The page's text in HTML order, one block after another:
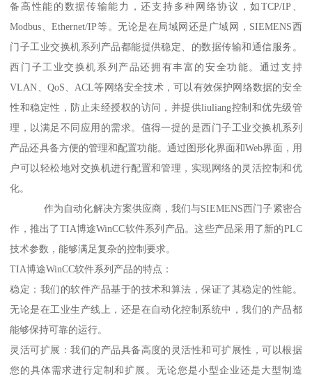
备高性能的数据传输能力，还支持多种网络协议，如TCP/IP、
Modbus、Ethernet/IP等。无论是在局域网还是广域网，SIEMENS西
门子工业交换机系列产品都能提供稳定、的数据传输和通信服务。
西门子工业交换机系列产品还拥有丰富的安全功能。通过支持
VLAN、QoS、ACL等网络安全技术，可以有效保护网络数据的安全
性和稳定性，防止未经授权的访问，并提供liuliang控制和优先级管
理，以满足不同应用的需求。值得一提的是西门子工业交换机系列
产品还具备方便的管理和配置功能。通过图形化界面和Web界面，用
户可以轻松地对交换机进行配置和管理，实现网络的灵活控制和优
化。
作为自动化解决方案供应商，我们与SIEMENS西门子紧密合
作，推出了TIA博途WinCC软件系列产品。这些产品采用了新的PLC
技术参数，能够满足复杂的控制要求。
TIA博途WinCC软件系列产品的特点：
稳定：我们的软件产品基于的技术和算法，保证了其稳定的性能。
无论是在工业生产线上，还是在自动化控制系统中，我们的产品都
能够保持可靠的运行。
灵活可扩展：我们的产品具备高度的灵活性和可扩展性，可以根据
您的具体需求进行定制和扩展。无论您是小型企业还是大型制造